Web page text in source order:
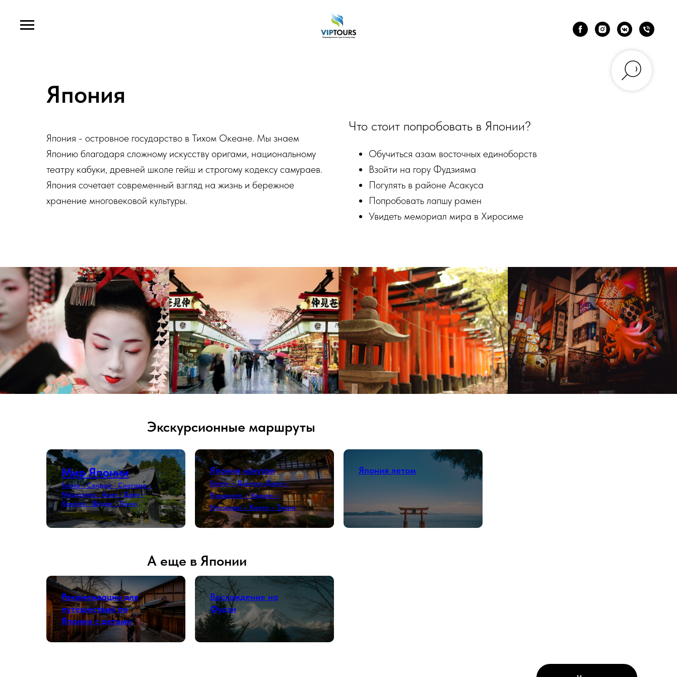
Япония
Япония - островное государство в Тихом Океане. Мы знаем
Японию благодаря сложному искусству оригами, национальному
театру кабуки, древней школе гейш и строгому кодексу самураев.
Япония сочетает современный взгляд на жизнь и бережное
хранение многовековой культуры.
Что стоит попробовать в Японии?
Обучиться азам восточных единоборств
Взойти на гору Фудзияма
Погулять в районе Асакуса
Попробовать лапшу рамен
Увидеть мемориал мира в Хиросиме
Экскурсионные маршруты
Мир Японии
Токио - Сэндай - Сиогама -
Мацусима - Акиу - Дзао -
Хаконэ - Фудзи - Токио
Япония изнутри
Бэппу – Дзигоку-Дани –
Кумамото – Ундзэн –
Нагасаки – Киото – Токио
Япония летом
А еще в Японии
Рекомендации для
путешествий по
Японии с детьми
Восхождение на
Фудзи